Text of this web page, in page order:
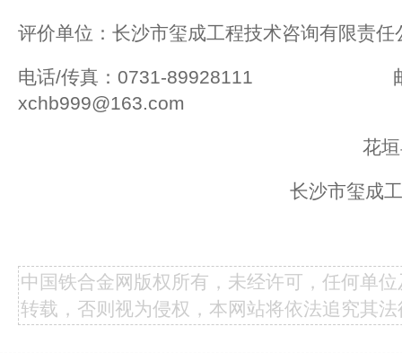
评价单位：长沙市玺成工程技术咨询有限责
电话/传真：0731-89928111 邮
xchb999@163.com
花
长沙市玺成
中国铁合金网版权所有，未经许可，任何单
转载，否则视为侵权，本网站将依法追究其